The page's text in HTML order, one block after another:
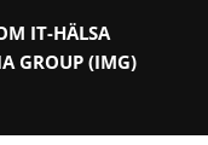
IT-HÄLSA
GROUP (IMG)